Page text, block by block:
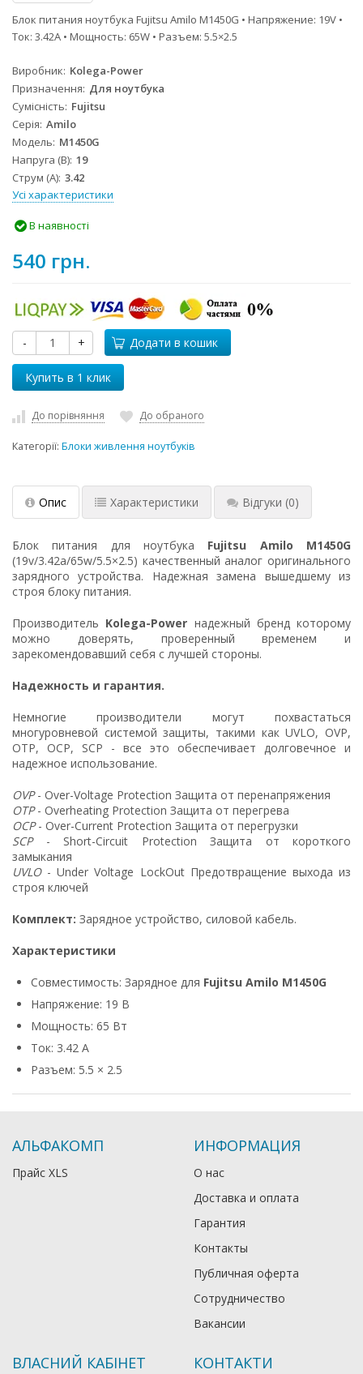
Блок питания ноутбука Fujitsu Amilo M1450G • Напряжение: 19V •
Ток: 3.42A • Мощность: 65W • Разъем: 5.5×2.5
Виробник Kolega-Power
Призначення Для ноутбука
Сумісність Fujitsu
Серія Amilo
Модель M1450G
Напруга (В) 19
Струм (А) 3.42
Усі характеристики
В наявності
540 грн.
- + Додати в кошик
До порівняння До обраного
Категорії: Блоки живлення ноутбуків
Опис Характеристики Відгуки (0)
Блок питания для ноутбука Fujitsu Amilo M1450G
(19v/3.42a/65w/5.5×2.5) качественный аналог оригинального
зарядного устройства. Надежная замена вышедшему из
строя блоку питания.
Производитель Kolega-Power надежный бренд которому
можно доверять, проверенный временем и
зарекомендовавший себя с лучшей стороны.
Надежность и гарантия.
Немногие производители могут похвастаться
многуровневой системой защиты, такими как UVLO, OVP,
OTP, OCP, SCP - все это обеспечивает долговечное и
надежное использование.
OVP- Over-Voltage Protection Защита от перенапряжения
OTP- Overheating Protection Защита от перегрева
OCP- Over-Current Protection Защита от перегрузки
SCP- Short-Circuit Protection Защита от короткого
замыкания
UVLO- Under Voltage LockOut Предотвращение выхода из
строя ключей
Комплект: Зарядное устройство, силовой кабель.
Характеристики
Совместимость: Зарядное для Fujitsu Amilo M1450G
Напряжение: 19 В
Мощность: 65 Вт
Ток: 3.42 А
Разъем: 5.5 × 2.5
АЛЬФАКОМП
Прайс XLS
ИНФОРМАЦИЯ
О нас
Доставка и оплата
Гарантия
Контакты
Публичная оферта
Сотрудничество
Вакансии
ВЛАСНИЙ КАБІНЕТ КОНТАКТИ